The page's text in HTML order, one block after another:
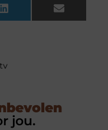
LinkedIn Email
jou.